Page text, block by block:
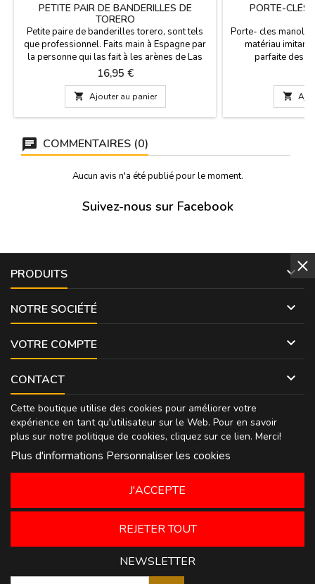
PETITE PAIR DE BANDERILLES DE
TORERO
Petite paire de banderilles torero, sont tels
que professionnel. Faits main à Espagne par
la personne qui las fait à les arènes de Las
Ventas. Ce produit est personnalisable, Ils
mesurent 41 cm (6,5 cm) harpon.
Prix
16,95 €
 Ajouter au panier
PORTE-CLÉS
Porte- cles
matériau imitant
parfaite des
pour les les

COMMENTAIRES (0)
Aucun avis n'a été publié pour le moment.
Suivez-nous sur Facebook
PRODUITS 
NOTRE SOCIÉTÉ 
VOTRE COMPTE 
CONTACT 
Cette boutique utilise des cookies pour améliorer votre
expérience en tant qu'utilisateur sur le Web. Pour en savoir
plus sur notre politique de cookies, cliquez sur ce lien. Merci!
Plus d'informations Personnaliser les cookies
REJETER TOUT
J'ACCEPTE
NEWSLETTER